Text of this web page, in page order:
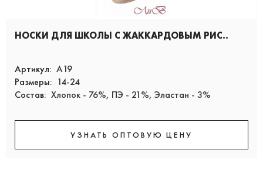
НОСКИ ДЛЯ ШКОЛЫ С ЖАККАРДОВЫМ РИС..
Артикул: А19
Размеры: 14-24
Состав: Хлопок - 76%, ПЭ - 21%, Эластан - 3%
УЗНАТЬ ОПТОВУЮ ЦЕНУ